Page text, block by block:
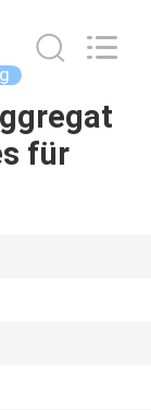
für